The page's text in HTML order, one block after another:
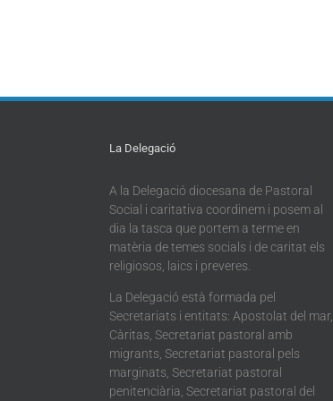
La Delegació
A la Delegació diocesana de Pastoral
Social i caritativa coordinem i posem al
dia la tasca que portem a terme en
matèria de temes socials i de caritat els
religiosos, laics i preveres.
La Delegació està formada pel
Secretariats i entitats: Apostolat del mar,
Càritas, Secretariat pastoral amb
migrants, Secretariat pastoral pels
marginats, Secretariat pastoral
penitenciària, Secretariat pastoral del